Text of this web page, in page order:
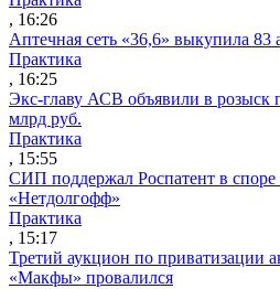
, 16:26
Аптечная сеть «36,6» выкупила 83
Практика
, 16:25
Экс-главу АСВ объявили в розыск
млрд руб.
Практика
, 15:55
СИП поддержал Роспатент в споре
«Нетдолгофф»
Практика
, 15:17
Третий аукцион по приватизации
«Макфы» провалился